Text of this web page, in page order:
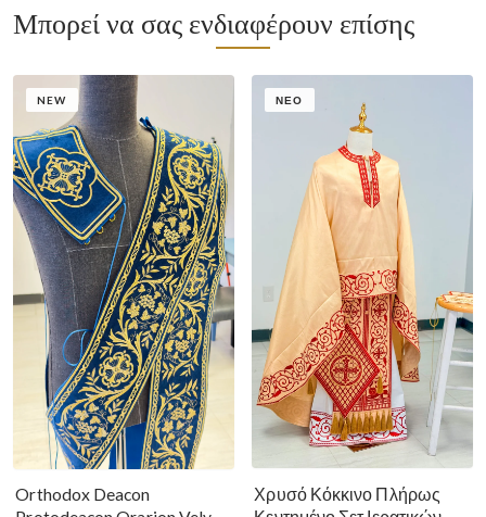
Μπορεί να σας ενδιαφέρουν επίσης
NEW
Orthodox Deacon
ΝΈΟ
Χρυσό Κόκκινο Πλήρως